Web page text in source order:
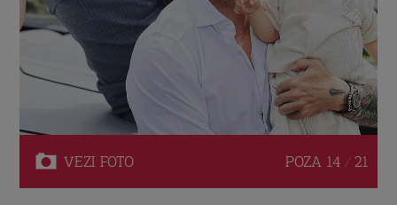
VEZI FOTO POZA 14 / 21